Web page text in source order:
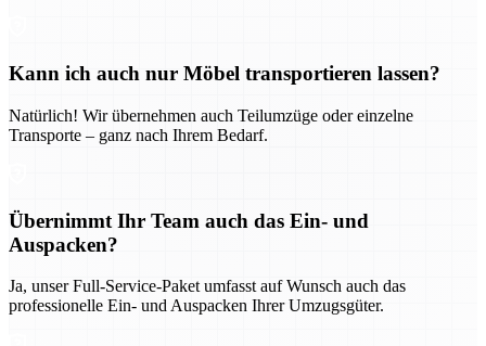
Kann ich auch nur Möbel transportieren lassen?
Natürlich! Wir übernehmen auch Teilumzüge oder einzelne
Transporte – ganz nach Ihrem Bedarf.
Übernimmt Ihr Team auch das Ein- und
Auspacken?
Ja, unser Full-Service-Paket umfasst auf Wunsch auch das
professionelle Ein- und Auspacken Ihrer Umzugsgüter.